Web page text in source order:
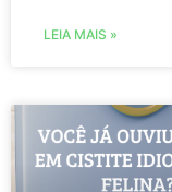
LEIA MAIS »